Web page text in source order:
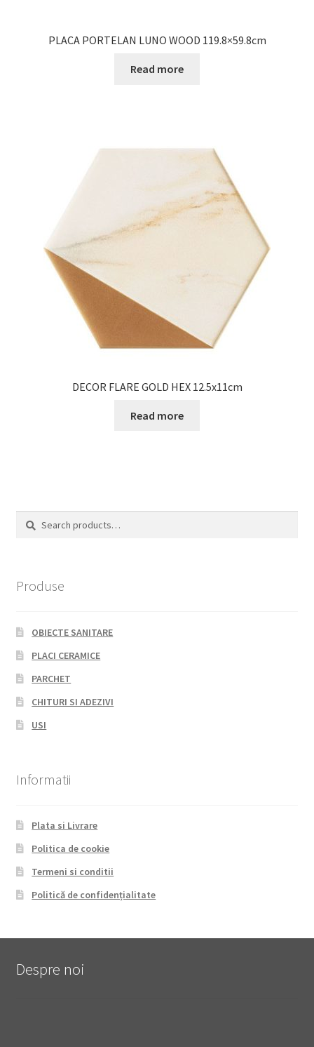
PLACA PORTELAN LUNO WOOD 119.8×59.8cm
Read more
DECOR FLARE GOLD HEX 12.5x11cm
Read more
Search
Search
Produse
OBIECTE SANITARE
PLACI CERAMICE
PARCHET
CHITURI SI ADEZIVI
USI
Informatii
Plata si Livrare
Politica de cookie
Termeni si conditii
Politică de confidențialitate
Despre noi